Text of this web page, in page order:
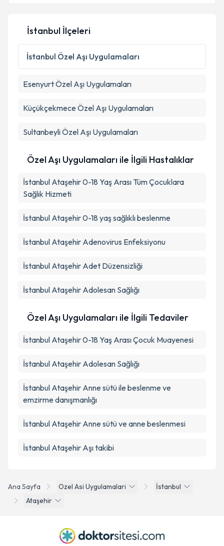
Ana Sayfa Ozel Asi Uygulamalari
İstanbul
Ataşehir
İstanbul İlçeleri
İstanbul Özel Aşı Uygulamaları
EsenyurtÖzel Aşı Uygulamaları
Küçükçekmece Özel Aşı Uygulamaları
SultanbeyliÖzel Aşı Uygulamaları
Özel Aşı Uygulamaları ile İlgili Hastalıklar
İstanbul Ataşehir 0-18 Yaş Arası Tüm Çocuklara
Sağlık Hizmeti
İstanbul Ataşehir 0-18 yaş sağlıklı beslenme
İstanbul Ataşehir Adenovirus Enfeksiyonu
İstanbul Ataşehir Adet Düzensizliği
İstanbul Ataşehir Adolesan Sağlığı
Özel Aşı Uygulamaları ile İlgili Tedaviler
İstanbul Ataşehir 0-18 Yaş Arası Çocuk Muayenesi
İstanbul Ataşehir Adolesan Sağlığı
İstanbul Ataşehir Anne sütü ile beslenme ve
emzirme danışmanlığı
İstanbul Ataşehir Anne sütü ve anne beslenmesi
İstanbul Ataşehir Aşı takibi